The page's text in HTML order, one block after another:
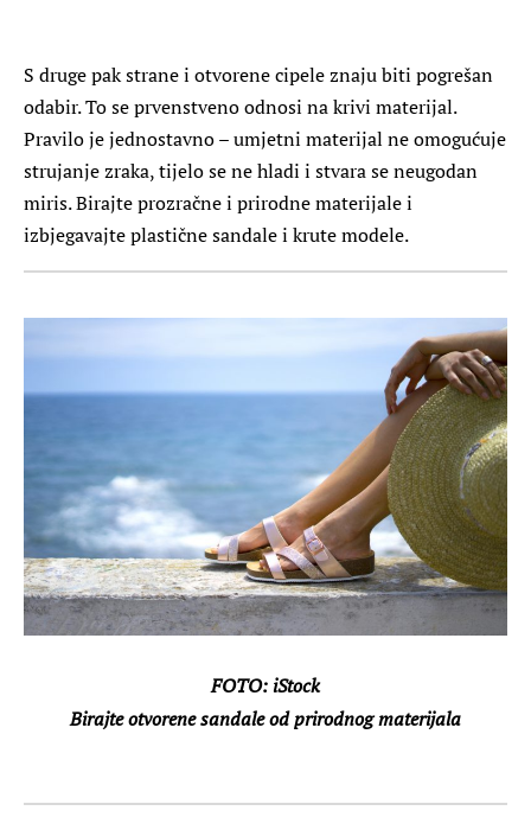
S druge pak strane i otvorene cipele znaju biti pogrešan
odabir. To se prvenstveno odnosi na krivi materijal.
Pravilo je jednostavno – umjetni materijal ne omogućuje
strujanje zraka, tijelo se ne hladi i stvara se neugodan
miris. Birajte prozračne i prirodne materijale i
izbjegavajte plastične sandale i krute modele.
FOTO: iStock
Birajte otvorene sandale od prirodnog materijala